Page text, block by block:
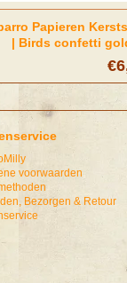
Papieren
| Birds confetti
voorwaarden
Bezorgen & Retour